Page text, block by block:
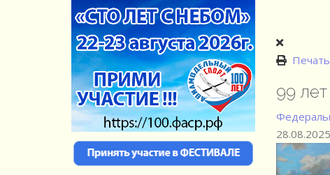
Печать
99
28.08.2025